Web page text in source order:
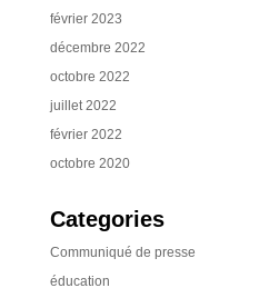
février 2023
décembre 2022
octobre 2022
juillet 2022
février 2022
octobre 2020
Categories
Communiqué de presse
éducation